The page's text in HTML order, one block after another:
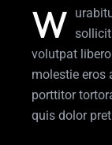
W
volutpat
molestie eros
porttitor
quis dolor